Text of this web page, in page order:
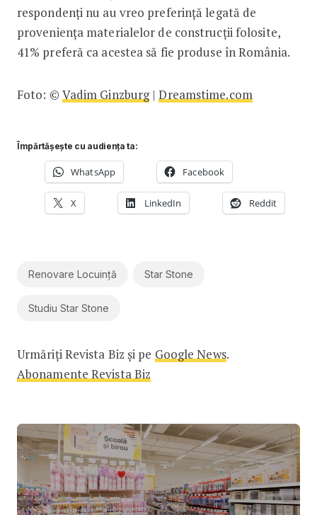
respondenți nu au vreo preferință legată de
proveniența materialelor de construcții folosite,
41% preferă ca acestea să fie produse în România.
Foto: © Vadim Ginzburg|Dreamstime.com
Împărtășește cu audiența ta:
WhatsApp Facebook
X LinkedIn Reddit
Renovare Locuință Star Stone
Studiu Star Stone
Urmăriți Revista Biz și pe Google News.
Abonamente Revista Biz